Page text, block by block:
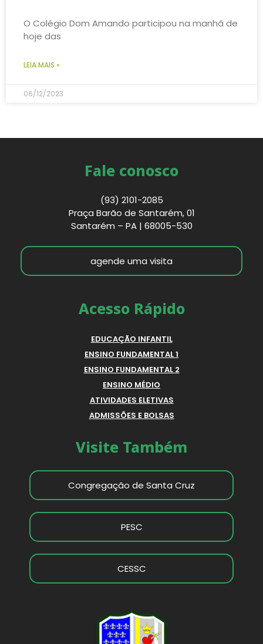
O Colégio Dom Amando participou na manhã de
hoje das
LEIA MAIS »
06/12/2023
Fale conosco
(93) 2101-2085
Praça Barão de Santarém, 01
Santarém – PA | 68005-530
agende uma visita
Acesso Rápido
EDUCAÇÃO INFANTIL
ENSINO FUNDAMENTAL 1
ENSINO FUNDAMENTAL 2
ENSINO MÉDIO
ATIVIDADES ELETIVAS
ADMISSÕES E BOLSAS
Visite Também
Congregação de Santa Cruz
PESC
CESSC